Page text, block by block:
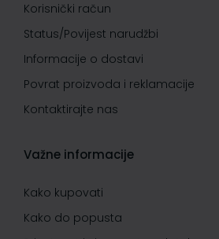
Korisnički račun
Status/Povijest narudžbi
Informacije o dostavi
Povrat proizvoda i reklamacije
Kontaktirajte nas
Važne informacije
Kako kupovati
Kako do popusta